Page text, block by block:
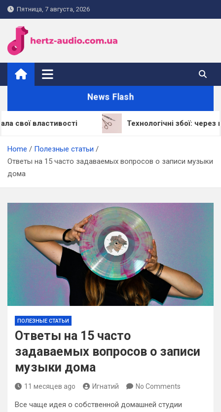
Skip
to
content
Пятница, 7 августа, 2026
hertz-audio.com.ua
News Flash
Технологічні збої: через що LED-
Home
Полезные статьи
Ответы на 15 часто задаваемых вопросов о записи музыки
дома
ПОЛЕЗНЫЕ СТАТЬИ
Ответы на 15 часто
задаваемых вопросов о записи
музыки дома
11 месяцев ago Игнатий No Comments
Все чаще идея о собственной домашней студии